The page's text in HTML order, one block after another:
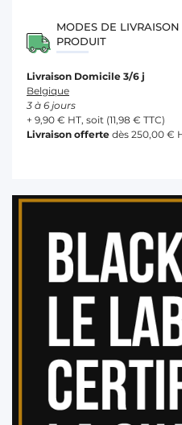
MODES DE
PRODUIT
Livraison Domicile 3/6 j
Belgique
3 à 6 jours
+ 9,90 € HT, soit (11,98 € TTC)
Livraison offerte dès 250,00 €